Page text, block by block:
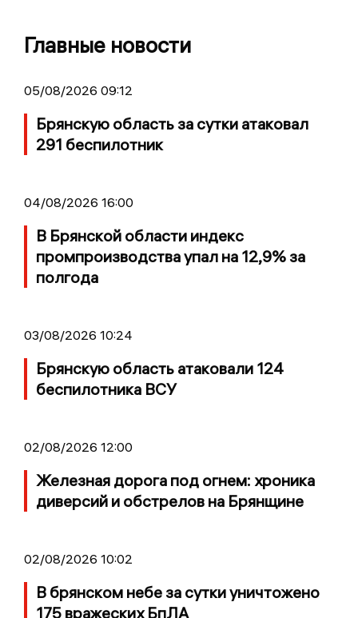
Главные новости
05/08/2026 09:12
Брянскую область за сутки атаковал
291 беспилотник
04/08/2026 16:00
В Брянской области индекс
промпроизводства упал на 12,9% за
полгода
03/08/2026 10:24
Брянскую область атаковали 124
беспилотника ВСУ
02/08/2026 12:00
Железная дорога под огнем: хроника
диверсий и обстрелов на Брянщине
02/08/2026 10:02
В брянском небе за сутки уничтожено
175 вражеских БпЛА